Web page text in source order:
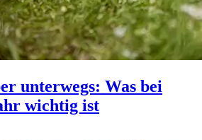
unterwegs: Was bei
wichtig ist